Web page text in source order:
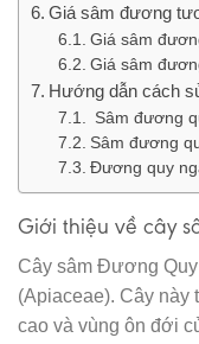
Giá sâm đương
Giá sâm
Giá sâm
Hướng dẫn cách
Sâm đương
Sâm đương
Đương quy
Giới thiệu về cây
Cây sâm Đương
(Apiaceae). Cây
cao và vùng ôn đới